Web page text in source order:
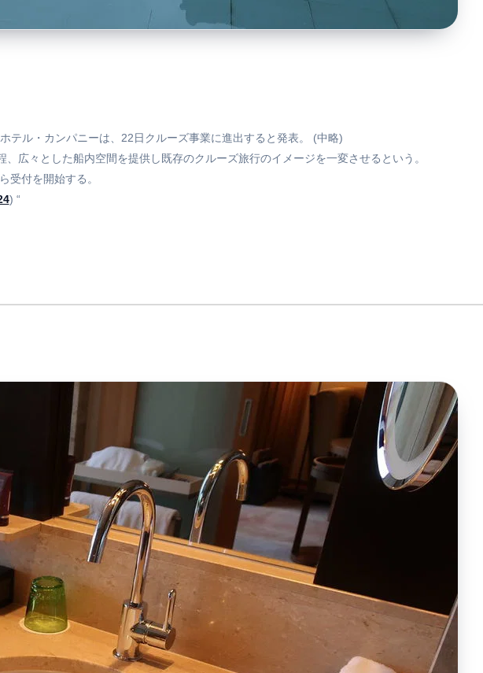
テル・カンパニーは、22日クルーズ事業に進出すると発表。 (中略)
広々とした船内空間を提供し既存のクルーズ旅行のイメージを一変させるという。
受付を開始する。
) “